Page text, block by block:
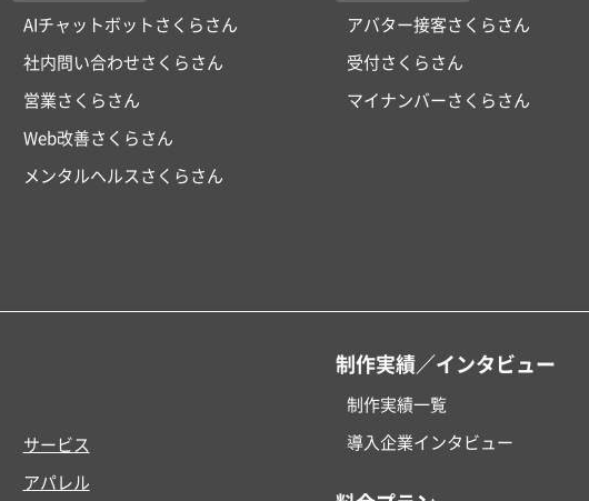
AIチャットボットさくらさん
社内問い合わせさくらさん
営業さくらさん
Web改善さくらさん
メンタルヘルスさくらさん
アバター接客さくらさん
受付さくらさん
マイナンバーさくらさん
サービス
アパレル
制作実績／インタビュー
制作実績一覧
導入企業インタビュー